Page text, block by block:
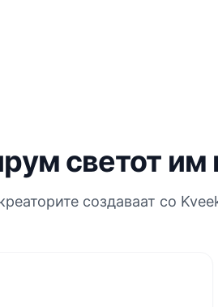
светот им
создаваат со